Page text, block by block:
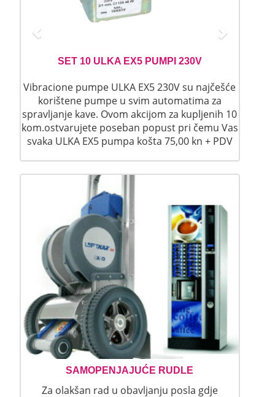
SET 10 ULKA EX5 PUMPI 230V
Vibracione pumpe ULKA EX5 230V su najčešće
korištene pumpe u svim automatima za
spravljanje kave. Ovom akcijom za kupljenih 10
kom.ostvarujete poseban popust pri čemu Vas
svaka ULKA EX5 pumpa košta 75,00 kn + PDV
s
SAMOPENJAJUĆE RUDLE
Za olakšan rad u obavljanju posla gdje